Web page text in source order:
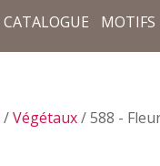
CATALOGUE MOTIFS
/Végétaux/ 588 -